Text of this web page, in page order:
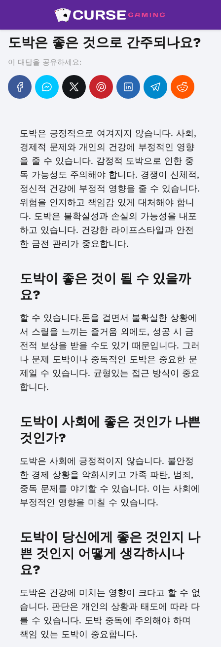
도박은 좋은 것으로 간주되나요?
이 대답을 공유하세요:
도박은 긍정적으로 여겨지지 않습니다. 사회,
경제적 문제와 개인의 건강에 부정적인 영향
을 줄 수 있습니다. 감정적 도박으로 인한 중
독 가능성도 주의해야 합니다. 경쟁이 신체적,
정신적 건강에 부정적 영향을 줄 수 있습니다.
위험을 인지하고 책임감 있게 대처해야 합니
다. 도박은 불확실성과 손실의 가능성을 내포
하고 있습니다. 건강한 라이프스타일과 안전
한 금전 관리가 중요합니다.
도박이 좋은 것이 될 수 있을까
요?
할 수 있습니다.돈을 걸면서 불확실한 상황에
서 스릴을 느끼는 즐거움 외에도, 성공 시 금
전적 보상을 받을 수도 있기 때문입니다. 그러
나 문제 도박이나 중독적인 도박은 중요한 문
제일 수 있습니다. 균형있는 접근 방식이 중요
합니다.
도박이 사회에 좋은 것인가 나쁜
것인가?
도박은 사회에 긍정적이지 않습니다. 불안정
한 경제 상황을 악화시키고 가족 파탄, 범죄,
중독 문제를 야기할 수 있습니다. 이는 사회에
부정적인 영향을 미칠 수 있습니다.
도박이 당신에게 좋은 것인지 나
쁜 것인지 어떻게 생각하시나
요?
도박은 건강에 미치는 영향이 크다고 할 수 없
습니다. 판단은 개인의 상황과 태도에 따라 다
를 수 있습니다. 도박 중독에 주의해야 하며
책임 있는 도박이 중요합니다.